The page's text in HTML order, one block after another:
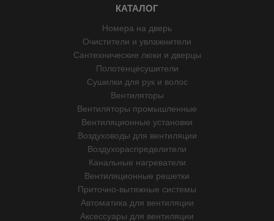
КАТАЛОГ
Номера на дверь
Очистители и увлажнители
Сантехнические люки и дверцы
Полотенцесушители
Сушилки для рук и волос
Вентиляторы
Вентиляторы промышленные
Вентиляционные установки
Воздуховоды для вентиляции
Воздухораспределители
Канальные нагреватели
Вентиляционные решетки
Приточно-вытяжные системы
Автоматика для вентиляции
Аксессуары для вентиляции